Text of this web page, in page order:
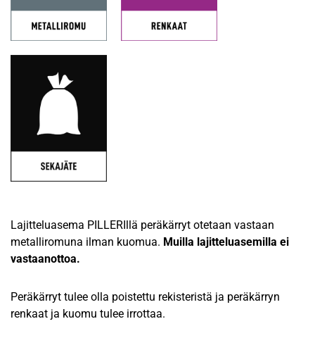
Lajitteluasema PILLERIllä peräkärryt otetaan vastaan
metalliromuna ilman kuomua. Muilla lajitteluasemilla ei
vastaanottoa.
Peräkärryt tulee olla poistettu rekisteristä ja peräkärryn
renkaat ja kuomu tulee irrottaa.